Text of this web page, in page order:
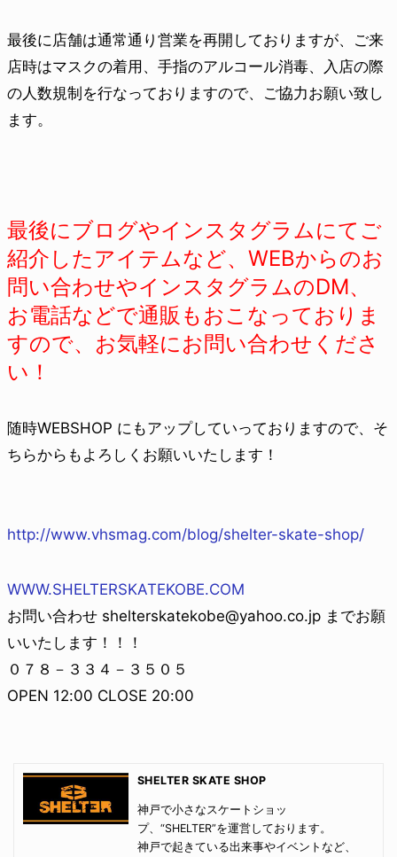
最後に店舗は通常通り営業を再開しておりますが、ご来
店時はマスクの着用、手指のアルコール消毒、入店の際
の人数規制を行なっておりますので、ご協力お願い致し
ます。
最後にブログやインスタグラムにてご
紹介したアイテムなど、WEBからのお
問い合わせやインスタグラムのDM、
お電話などで通販もおこなっておりま
すので、お気軽にお問い合わせくださ
い！
随時WEBSHOP にもアップしていっておりますので、そ
ちらからもよろしくお願いいたします！
http://www.vhsmag.com/blog/shelter-skate-shop/
WWW.SHELTERSKATEKOBE.COM
お問い合わせ shelterskatekobe@yahoo.co.jp までお願
いいたします！！！
０７８－３３４－３５０５
OPEN 12:00 CLOSE 20:00
SHELTER SKATE SHOP
神戸で小さなスケートショッ
プ、“SHELTER”を運営しております。
神戸で起きている出来事やイベントなど、